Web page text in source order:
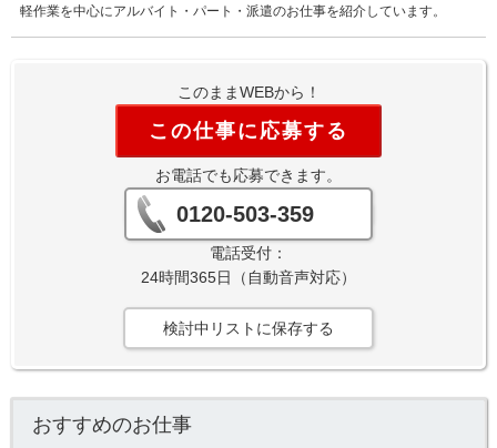
軽作業を中心にアルバイト・パート・派遣のお仕事を紹介しています。
このままWEBから！
この仕事に応募する
お電話でも応募できます。
0120-503-359
電話受付：
24時間365日（自動音声対応）
検討中リストに保存する
おすすめのお仕事